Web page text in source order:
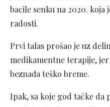
bacile senku na 2020. koja
radosti.
Prvi talas prošao je uz
medikamentne terapije,
beznađa teško breme.
Ipak, sa koje god tačke